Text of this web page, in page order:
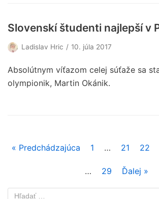
Slovenskí študenti najlepší v
Ladislav Hric 10. júla 2017
Absolútnym víťazom celej súťaže sa
olympionik, Martin Okánik.
« Predchádzajúca 1 … 21 22
… 29 Ďalej »